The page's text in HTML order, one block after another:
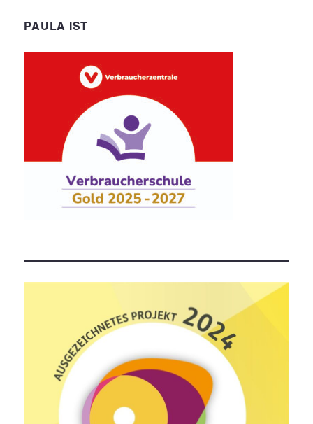
PAULA IST